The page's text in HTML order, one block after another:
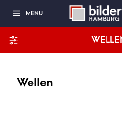
MENU
Wellen